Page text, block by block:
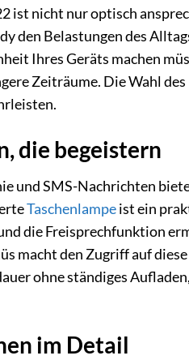
ist nicht nur optisch
den Belastungen des
Ihres Geräts machen
Zeiträume. Die Wahl
die begeistern
und SMS-Nachrichten
Taschenlampeist ein
die Freisprechfunktion
macht den Zugriff auf
ohne ständiges
im Detail